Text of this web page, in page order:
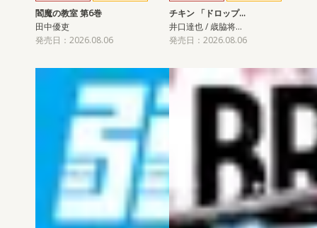
閻魔の教室 第6巻
田中優吏
発売日：2026.08.06
チキン 「ドロップ…
井口達也 / 歳脇将…
発売日：2026.08.06